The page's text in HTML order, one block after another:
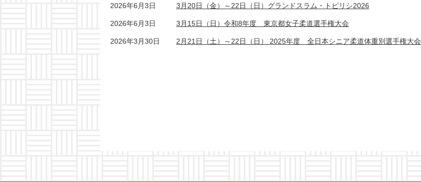
2026年6月3日 3月20日（金）～22日（日）グランドスラム・トビリシ2026
2026年6月3日 3月15日（日）令和8年度 東京都女子柔道選手権大会
2026年3月30日 2月21日（土）～22日（日） 2025年度 全日本シニア柔道体重別選手権大会